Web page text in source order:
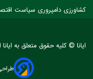
کشاورزی دامپروری سیاست
ایانا © کلیه حقوق متعلق به